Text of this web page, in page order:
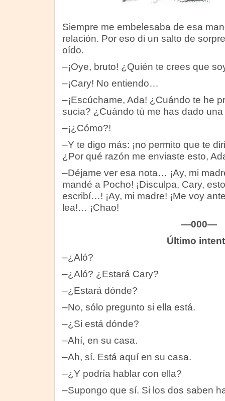
Siempre me embelesaba de esa
relación. Por eso di un salto de
oído.
–¡Oye, bruto! ¿Quién te crees que
–¡Cary! No entiendo…
–¡Escúchame, Ada! ¿Cuándo te he
sucia? ¿Cuándo tú me has dado
–¡¿Cómo?!
–Y te digo más: ¡no permito que te
¿Por qué razón me enviaste esto,
–Déjame ver esa nota… ¡Ay, mi
mandé a Pocho! ¡Disculpa, Cary,
escribí…! ¡Ay, mi madre! ¡Me voy
lea!… ¡Chao!
—000—
Último
–¿Aló?
–¿Aló? ¿Estará Cary?
–¿Estará dónde?
–No, sólo pregunto si ella está.
–¿Si está dónde?
–Ahí, en su casa.
–Ah, sí. Está aquí en su casa.
–¿Y podría hablar con ella?
–Supongo que sí. Si los dos saben